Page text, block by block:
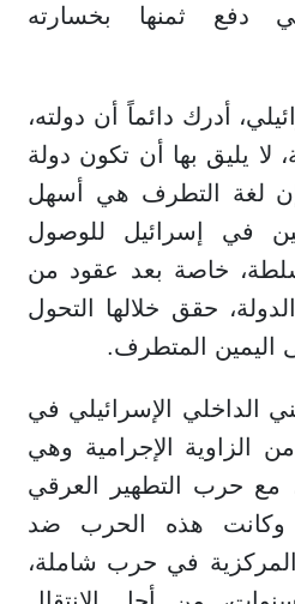
دفع ثمنها بخسارته
أدرك دائماً أن دولته،
لا يليق بها أن تكون دولة
لغة التطرف هي أسهل
في إسرائيل للوصول
خاصة بعد عقود من
حقق خلالها التحول
اليمين المتطرف.
الداخلي الإسرائيلي في
الإجرامية وهي
مع حرب التطهير العرقي
وكانت هذه الحرب ضد
في حرب شاملة،